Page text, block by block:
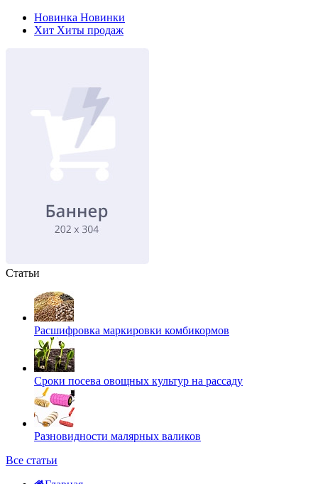
Новинка Новинки
Хит Хиты продаж
Статьи
Расшифровка маркировки комбикормов
Сроки посева овощных культур на рассаду
Разновидности малярных валиков
Все статьи